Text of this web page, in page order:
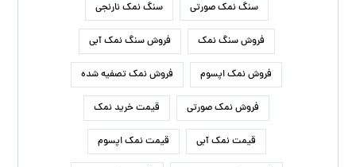
سنگ نمک صورتی سنگ نمک نارنجی
فروش سنگ نمک فروش سنگ نمک آبی
فروش نمک اپسوم فروش نمک تصفیه شده
فروش نمک صورتی قیمت خرید نمک
قیمت نمک آبی قیمت نمک اپسوم